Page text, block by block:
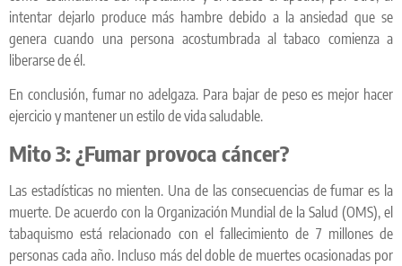
intentar dejarlo produce más hambre debido a la ansiedad que se
genera cuando una persona acostumbrada al tabaco comienza a
liberarse de él.
En conclusión, fumar no adelgaza. Para bajar de peso es mejor hacer
ejercicio y mantener un estilo de vida saludable.
Mito 3: ¿Fumar provoca cáncer?
Las estadísticas no mienten. Una de las consecuencias de fumar es la
muerte. De acuerdo con la Organización Mundial de la Salud (OMS), el
tabaquismo está relacionado con el fallecimiento de 7 millones de
personas cada año. Incluso más del doble de muertes ocasionadas por